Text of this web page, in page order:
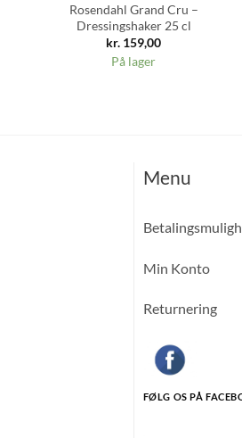
Rosendahl Grand Cru –
Dressingshaker 25 cl
kr. 159,00
På lager
Menu
Min Konto
Returnering
FØLG OS PÅ